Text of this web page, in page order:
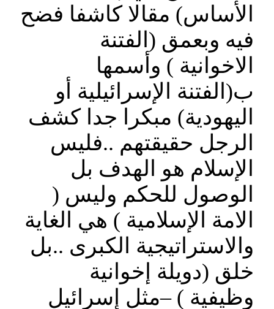
الأساس) مقالا كاشفا فضح
فيه وبعمق (الفتنة
الاخوانية ) وأسمها
ب(الفتنة الإسرائيلية أو
اليهودية) مبكرا جدا كشف
الرجل حقيقتهم ..فليس
الإسلام هو الهدف بل
الوصول للحكم وليس (
الامة الإسلامية ) هي الغاية
والاستراتيجية الكبرى ..بل
خلق (دويلة إخوانية
وظيفية ) –مثل إسرائيل